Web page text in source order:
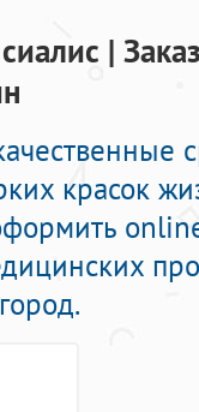
|
красок